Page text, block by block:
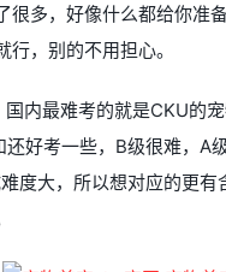
很多，好像什么都给你准
行，别的不用担心。
内最难考的就是CKU的
还好考一些，B级很难，A
度大，所以想对应的更有